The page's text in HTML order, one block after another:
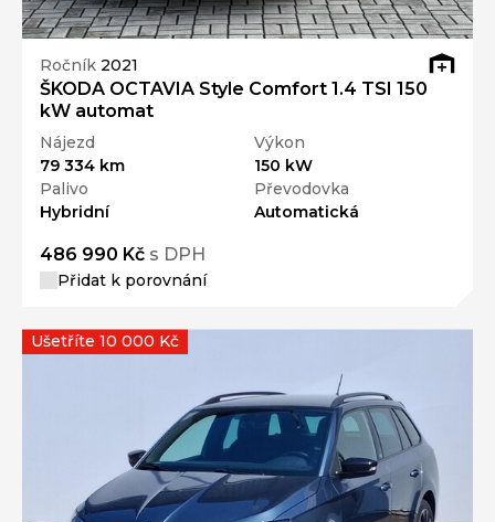
Ročník 2021
ŠKODA OCTAVIA Style Comfort 1.4 TSI 150
kW automat
Nájezd
79 334 km
Výkon
150 kW
Palivo
Hybridní
Převodovka
Automatická
486 990 Kč s DPH
Přidat k porovnání
Ušetříte 10 000 Kč